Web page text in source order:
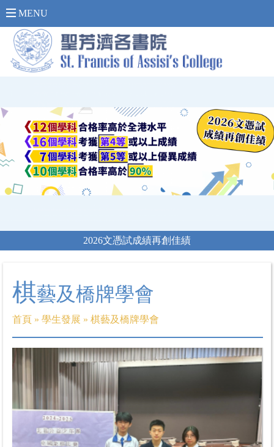
MENU
2026文憑試成績再創佳績
棋藝及橋牌學會
首頁 » 學生發展 » 棋藝及橋牌學會